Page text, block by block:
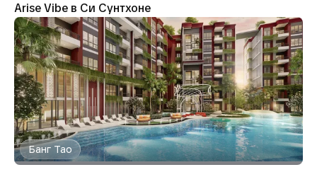
Arise Vibe в Си Сунтхоне
Банг Тао